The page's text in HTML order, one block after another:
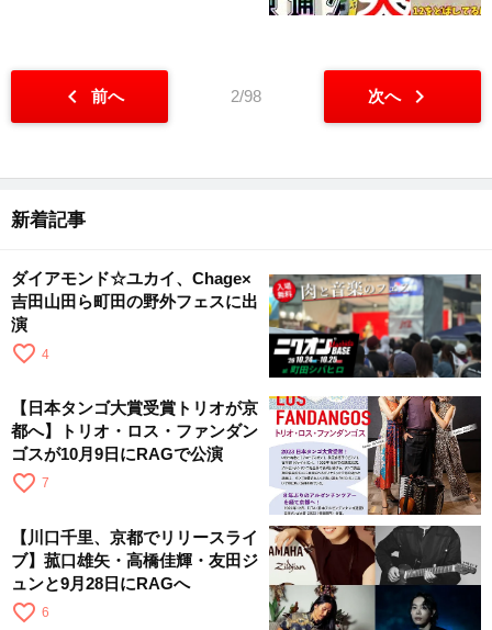
chevron_left 前へ 2/98 次へ chevron_right
新着記事
ダイアモンド☆ユカイ、Chage×
吉田山田ら町田の野外フェスに出
演
favorite_border 4
【日本タンゴ大賞受賞トリオが京
都へ】トリオ・ロス・ファンダン
ゴスが10月9日にRAGで公演
favorite_border 7
【川口千里、京都でリリースライ
ブ】菰口雄矢・高橋佳輝・友田ジ
ュンと9月28日にRAGへ
favorite_border 6